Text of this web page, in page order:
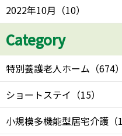
2022年10月 （10）
Category
特別養護老人ホーム （674）
ショートステイ （15）
小規模多機能型居宅介護 （